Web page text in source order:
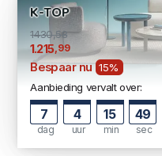
K-TOP
1430,58
1.215 ,99
Bespaar nu 15%
Aanbieding vervalt over:
7
dag
4
uur
15
min
48
sec